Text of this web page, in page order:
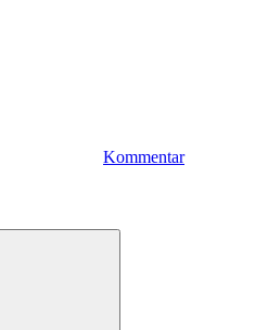
Kommentar